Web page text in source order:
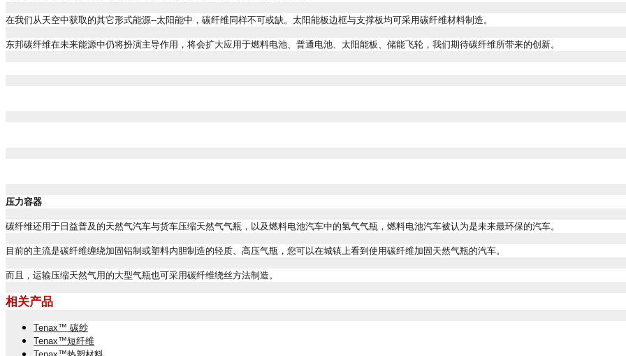
在我们从天空中获取的其它形式能源--太阳能中，碳纤维同样不可或缺。太阳能板边框与支撑板均可采用碳纤维材料制造。
东邦碳纤维在未来能源中仍将扮演主导作用，将会扩大应用于燃料电池、普通电池、太阳能板、储能飞轮，我们期待碳纤维所带来的创新。
压力容器
碳纤维还用于日益普及的天然气汽车与货车压缩天然气气瓶，以及燃料电池汽车中的氢气气瓶，燃料电池汽车被认为是未来最环保的汽车。
目前的主流是碳纤维缠绕加固铝制或塑料内胆制造的轻质、高压气瓶，您可以在城镇上看到使用碳纤维加固天然气瓶的汽车。
而且，运输压缩天然气用的大型气瓶也可采用碳纤维绕丝方法制造。
相关产品
Tenax™ 碳纱
Tenax™短纤维